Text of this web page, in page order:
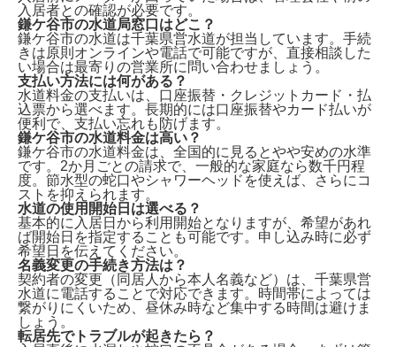
入居者との確認が必要です。
鎌ケ谷市の水道局窓口はどこ？
鎌ケ谷市の水道は千葉県営水道が担当しています。手続
きは原則オンラインや電話で可能ですが、直接相談した
い場合は最寄りの営業所に問い合わせましょう。
支払い方法には何がある？
水道料金の支払いは、 口座振替・クレジットカード・払
込票から選べます。長期的には口座振替やカード払いが
便利で、支払い忘れも防げます。
鎌ケ谷市の水道料金は高い？
鎌ケ谷市の水道料金は、全国的に見るとやや安めの水準
です。2か月ごとの請求で、一般的な家庭なら数千円程
度。節水型の蛇口やシャワーヘッドを使えば、さらにコ
ストを抑えられます。
水道の使用開始日は選べる？
基本的に入居日から利用開始となりますが、希望があれ
ば開始日を指定することも可能です。申し込み時に必ず
希望日を伝えてください。
名義変更の手続き方法は？
契約者の変更（同居人から本人名義など）は、 千葉県営
水道に電話することで対応できます。時間帯によっては
繋がりにくいため、昼休み時など集中する時間は避けま
しょう。
転居先でトラブルが起きたら？